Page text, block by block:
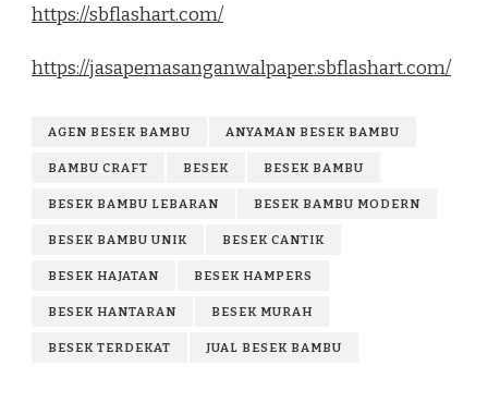
https://sbflashart.com/
https://jasapemasanganwalpaper.sbflashart.com/
AGEN BESEK BAMBU ANYAMAN BESEK BAMBU
BAMBU CRAFT BESEK BESEK BAMBU
BESEK BAMBU LEBARAN BESEK BAMBU MODERN
BESEK BAMBU UNIK BESEK CANTIK
BESEK HAJATAN BESEK HAMPERS
BESEK HANTARAN BESEK MURAH
BESEK TERDEKAT JUAL BESEK BAMBU